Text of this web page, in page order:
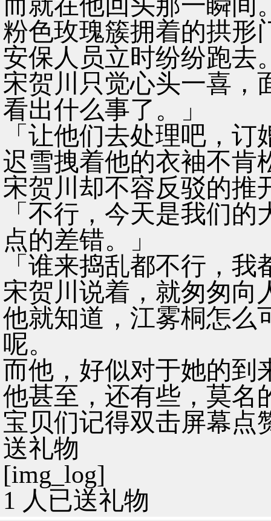
粉色玫瑰簇拥着的拱形
安保人员立时纷纷跑去
宋贺川只觉心头一喜，
看出什么事了。」
「让他们去处理吧，
迟雪拽着他的衣袖不肯
宋贺川却不容反驳的推
「不行，今天是我们
点的差错。」
「谁来捣乱都不行，
宋贺川说着，就匆匆向
他就知道，江雾桐怎么
呢。
而他，好似对于她的到
他甚至，还有些，莫名
宝贝们记得双击屏幕点
送礼物
[img_log]
1 人已送礼物